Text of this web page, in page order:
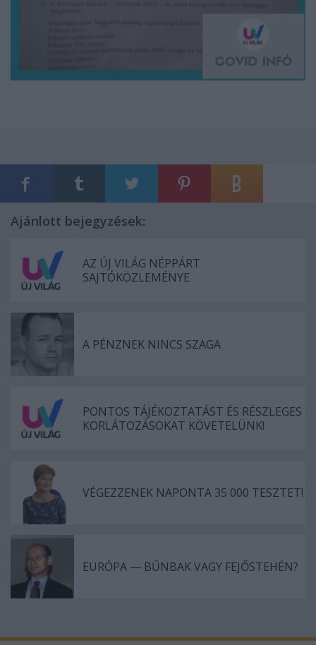
Ajánlott bejegyzések:
AZ ÚJ VILÁG NÉPPÁRT
SAJTÓKÖZLEMÉNYE
A PÉNZNEK NINCS SZAGA
PONTOS TÁJÉKOZTATÁST ÉS RÉSZLEGES
KORLÁTOZÁSOKAT KÖVETELÜNK!
VÉGEZZENEK NAPONTA 35 000 TESZTET!
EURÓPA — BŰNBAK VAGY FEJŐSTEHÉN?